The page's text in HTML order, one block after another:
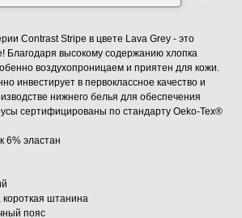
Contrast Stripe в цвете Lava Grey - это
Благодаря высокому содержанию хлопка
воздухопроницаем и приятен для кожи.
инвестирует в первоклассное качество и
нижнего белья для обеспечения
сертифицированы по стандарту Oeko-Tex®
6% эластан
короткая штанина
пояс